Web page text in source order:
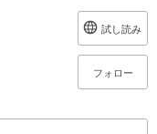
試し読み
フォロー